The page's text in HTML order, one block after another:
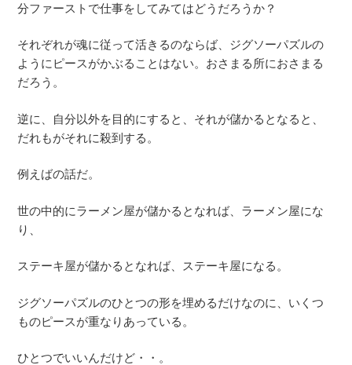
分ファーストで仕事をしてみてはどうだろうか？
それぞれが魂に従って活きるのならば、ジグソーパズルの
ようにピースがかぶることはない。おさまる所におさまる
だろう。
逆に、自分以外を目的にすると、それが儲かるとなると、
だれもがそれに殺到する。
例えばの話だ。
世の中的にラーメン屋が儲かるとなれば、ラーメン屋にな
り、
ステーキ屋が儲かるとなれば、ステーキ屋になる。
ジグソーパズルのひとつの形を埋めるだけなのに、いくつ
ものピースが重なりあっている。
ひとつでいいんだけど・・。